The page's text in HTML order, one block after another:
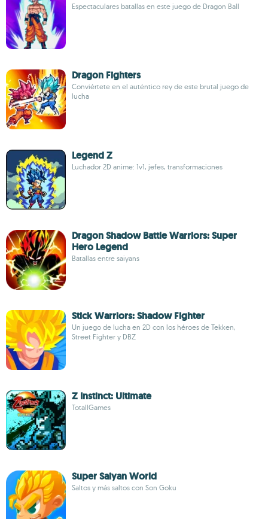
Espectaculares batallas en este juego de Dragon Ball
Dragon Fighters
Conviértete en el auténtico rey de este brutal juego de
lucha
Legend Z
Luchador 2D anime: 1v1, jefes, transformaciones
Dragon Shadow Battle Warriors: Super
Hero Legend
Batallas entre saiyans
Stick Warriors: Shadow Fighter
Un juego de lucha en 2D con los héroes de Tekken,
Street Fighter y DBZ
Z Instinct: Ultimate
TotallGames
Super Saiyan World
Saltos y más saltos con Son Goku